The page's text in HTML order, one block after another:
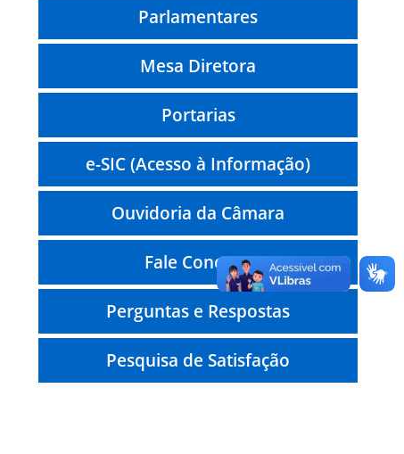
Parlamentares
Mesa Diretora
Portarias
e-SIC (Acesso à Informação)
Ouvidoria da Câmara
Fale Conosco
Perguntas e Respostas
Pesquisa de Satisfação